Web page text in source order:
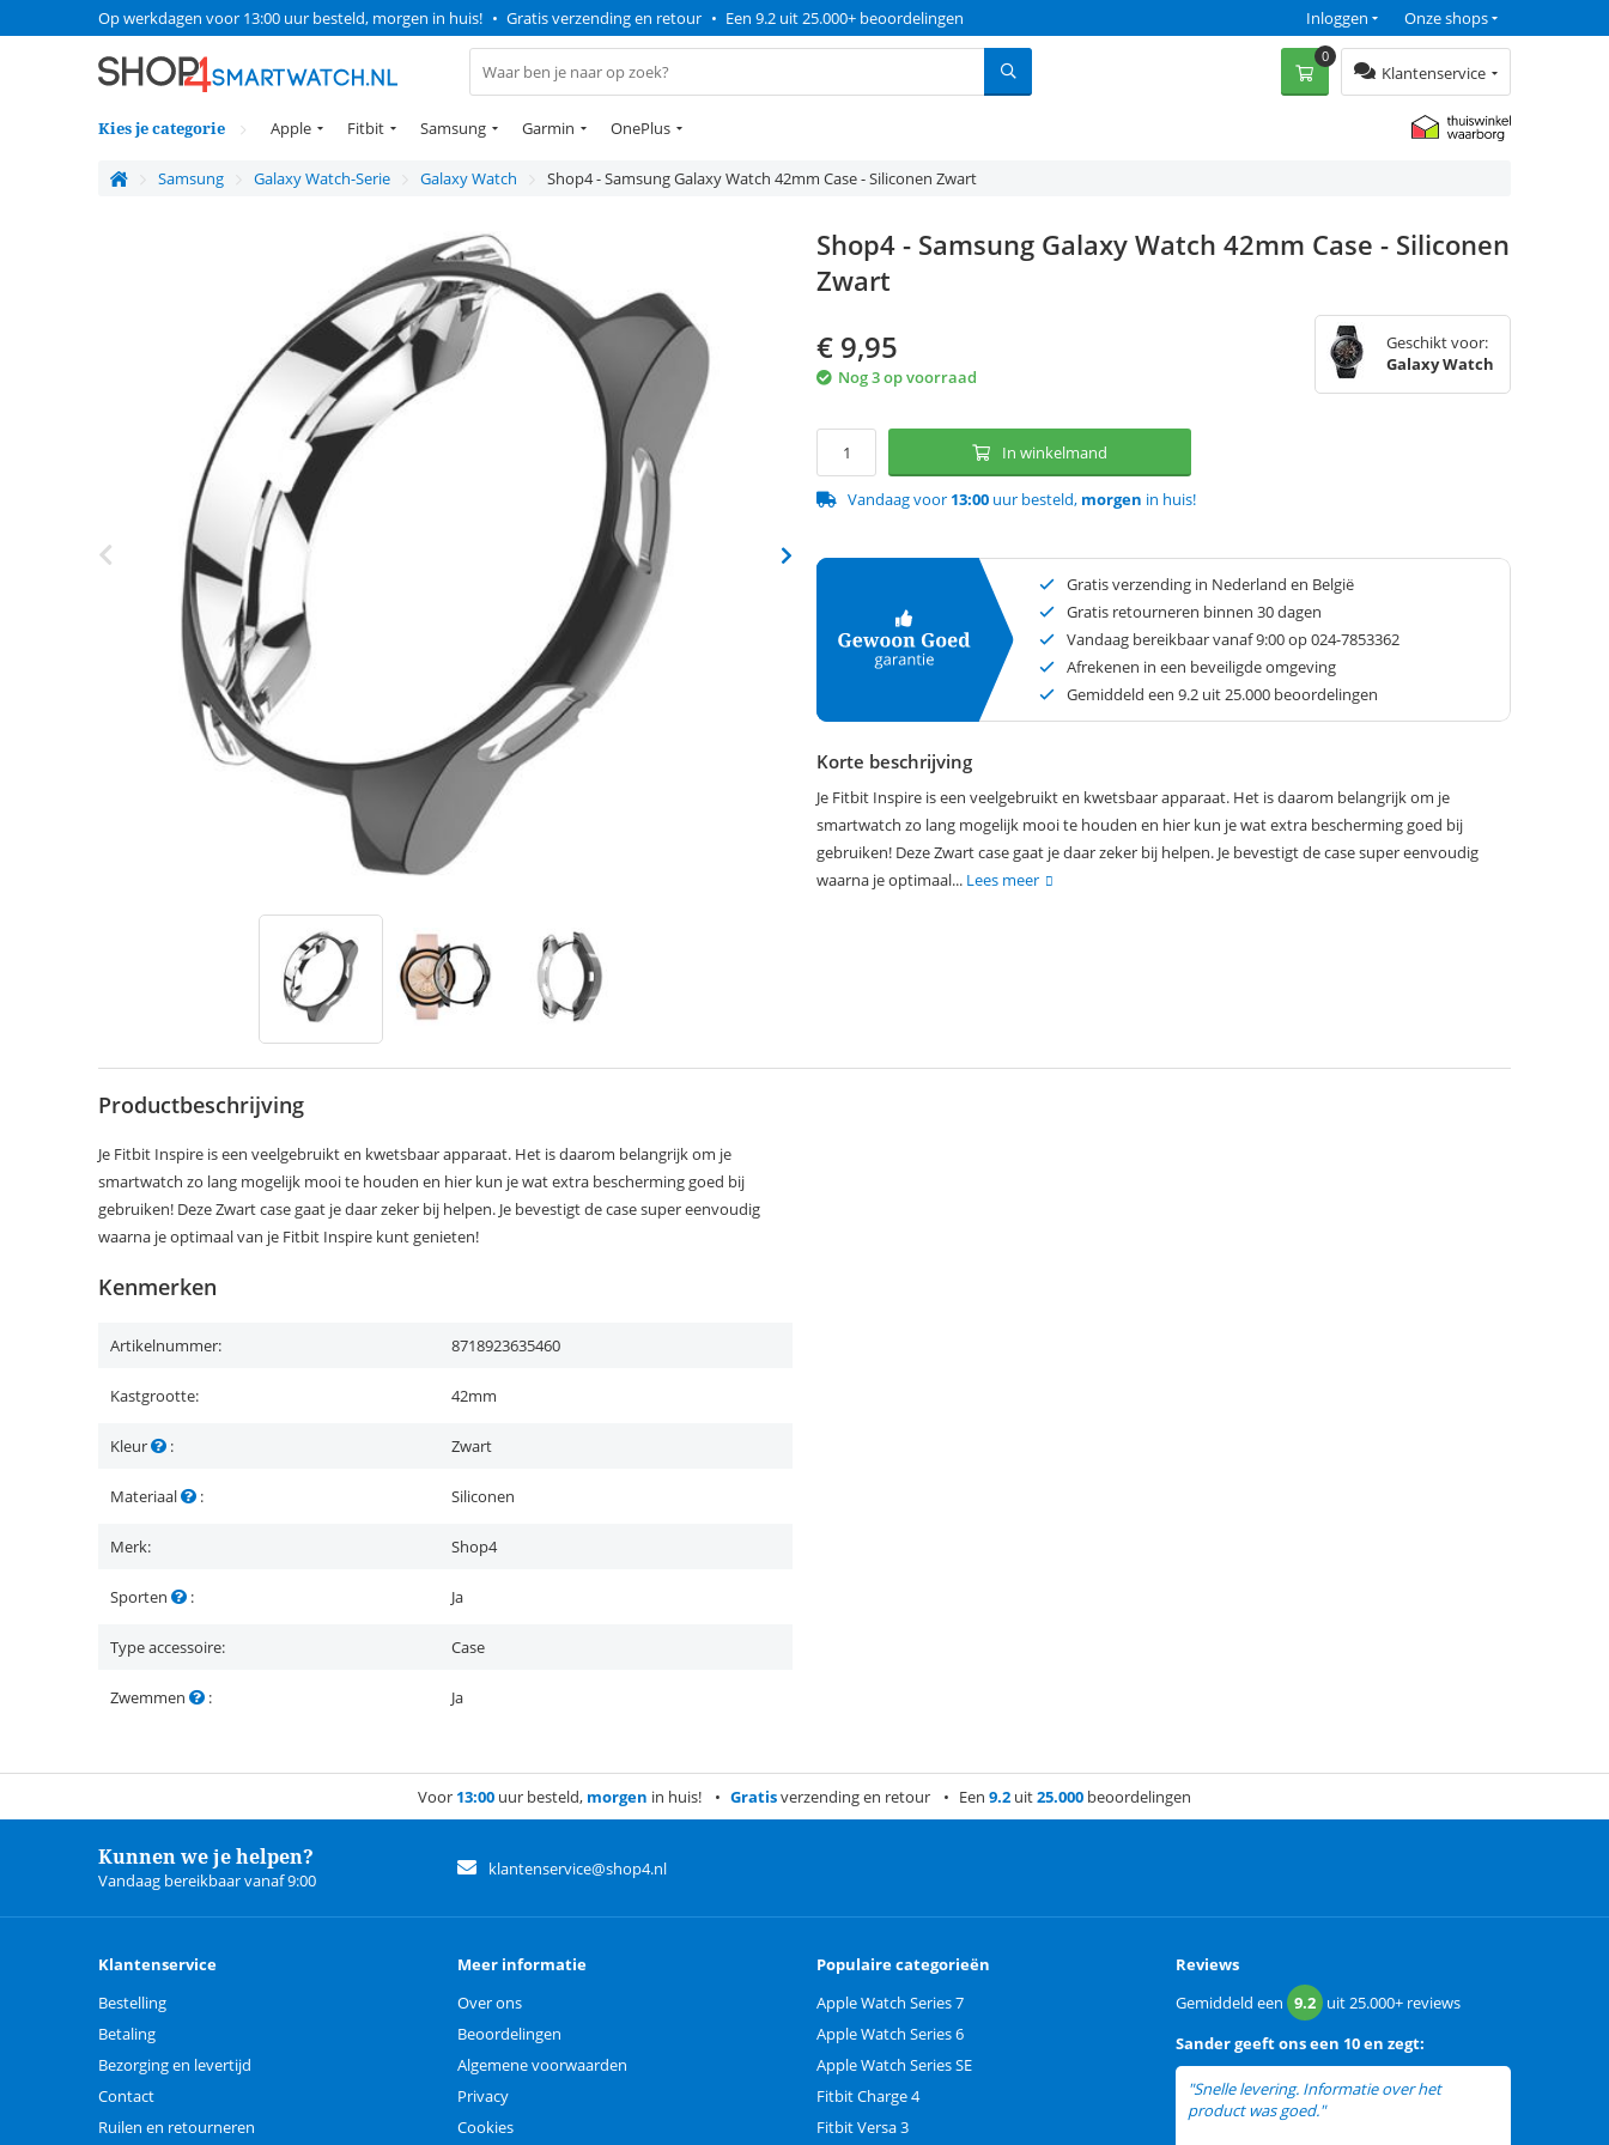
Op werkdagen voor 13:00 uur besteld, morgen in huis! • Gratis verzending en retour • Een 9.2 uit 25.000+ beoordelingen Onze shops
Inloggen
Klantenservice
0
Kies je categorie Apple Fitbit Samsung Garmin OnePlus
Samsung Galaxy Watch-Serie Galaxy Watch Shop4 - Samsung Galaxy Watch 42mm Case - Siliconen Zwart
Shop4 - Samsung Galaxy Watch 42mm Case - Siliconen
Zwart
€ 9,95
Nog 3 op voorraad
Geschikt voor:
Galaxy Watch
In winkelmand
Vandaag voor 13:00 uur besteld, morgen in huis!
Gratis verzending in Nederland en België
Gratis retourneren binnen 30 dagen
Vandaag bereikbaar vanaf 9:00 op 024-7853362
Afrekenen in een beveiligde omgeving
Gemiddeld een 9.2 uit 25.000 beoordelingen
Korte beschrijving
Je Fitbit Inspire is een veelgebruikt en kwetsbaar apparaat. Het is daarom belangrijk om je
smartwatch zo lang mogelijk mooi te houden en hier kun je wat extra bescherming goed bij
gebruiken! Deze Zwart case gaat je daar zeker bij helpen. Je bevestigt de case super eenvoudig
waarna je optimaal... Lees meer
Productbeschrijving
Je Fitbit Inspire is een veelgebruikt en kwetsbaar apparaat. Het is daarom belangrijk om je
smartwatch zo lang mogelijk mooi te houden en hier kun je wat extra bescherming goed bij
gebruiken! Deze Zwart case gaat je daar zeker bij helpen. Je bevestigt de case super eenvoudig
waarna je optimaal van je Fitbit Inspire kunt genieten!
Kenmerken
Artikelnummer: 8718923635460
Kastgrootte: 42mm
Kleur : Zwart
Materiaal : Siliconen
Merk: Shop4
Sporten : Ja
Type accessoire: Case
Zwemmen : Ja
Voor 13:00 uur besteld, morgen in huis! Gratisverzending en retour Een 9.2 uit25.000 beoordelingen
Kunnen we je helpen?
Vandaag bereikbaar vanaf 9:00
klantenservice@shop4.nl
Klantenservice
Bestelling
Betaling
Bezorging en levertijd
Contact
Ruilen en retourneren
Meer informatie
Over ons
Beoordelingen
Algemene voorwaarden
Privacy
Cookies
Populaire categorieën
Apple Watch Series 7
Apple Watch Series 6
Apple Watch Series SE
Fitbit Charge 4
Fitbit Versa 3
Reviews
Gemiddeld een 9.2 uit25.000+ reviews
Sandergeeft ons een 10 en zegt:
"Snelle levering. Informatie over het
product was goed."